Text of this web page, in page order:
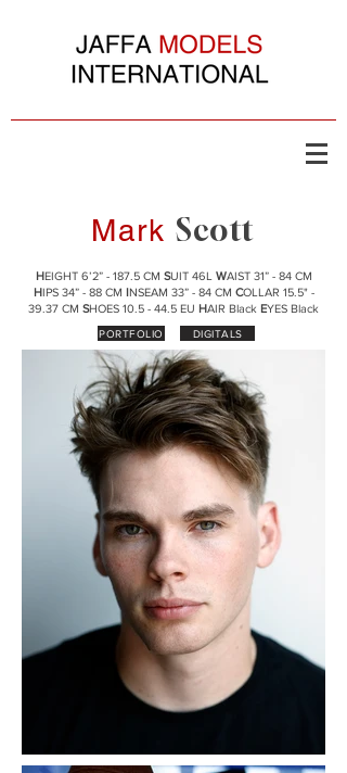
Mark Scott
HEIGHT 6’2” - 187.5 CM SUIT 46L WAIST 31” - 84 CM
HIPS 34” - 88 CM INSEAM 33” - 84 CM COLLAR 15.5" -
39.37 CM SHOES 10.5 - 44.5 EU HAIR Black EYES Black
PORTFOLIO DIGITALS